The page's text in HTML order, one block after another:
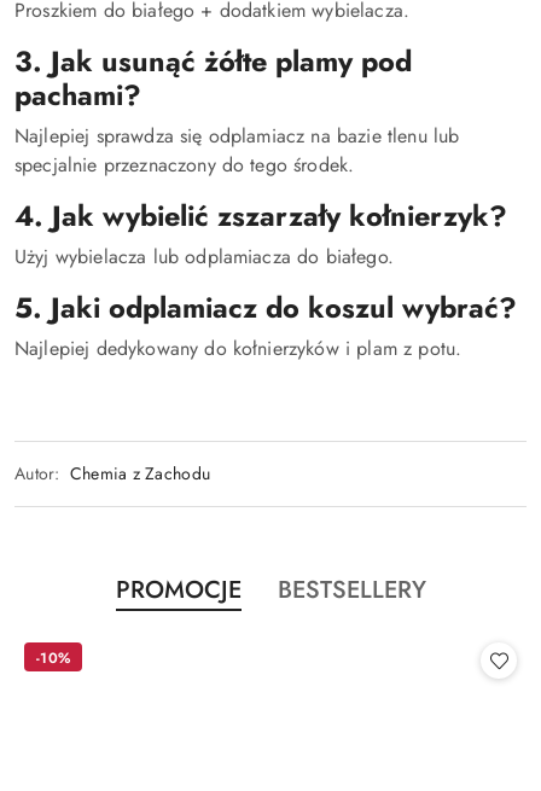
Proszkiem do białego + dodatkiem wybielacza.
3. Jak usunąć żółte plamy pod
pachami?
Najlepiej sprawdza się odplamiacz na bazie tlenu lub
specjalnie przeznaczony do tego środek.
4. Jak wybielić zszarzały kołnierzyk?
Użyj wybielacza lub odplamiacza do białego.
5. Jaki odplamiacz do koszul wybrać?
Najlepiej dedykowany do kołnierzyków i plam z potu.
Autor: Chemia z Zachodu
Pomiń karuzelę produktów
Produkty
o
PROMOCJE
Produkty
BESTSELLERY
-10%